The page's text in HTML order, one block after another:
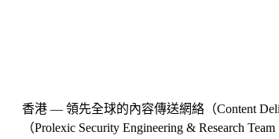
香港 — 領先全球的內容傳送網絡（Content
（Prolexic Security Engineering & Research